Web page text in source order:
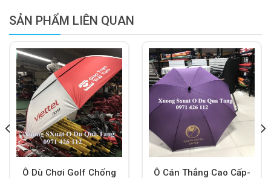
SẢN PHẨM LIÊN QUAN
Ô Dù Chơi Golf Chống
Ô Cán Thẳng Cao Cấp-